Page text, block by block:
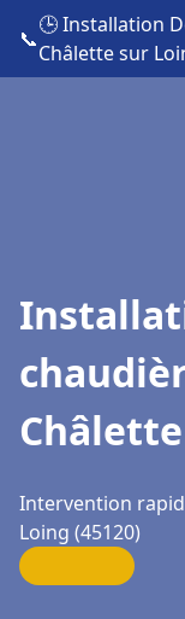
📞
🕒 Installation
Châlette sur
Intervention
Loing (45120)